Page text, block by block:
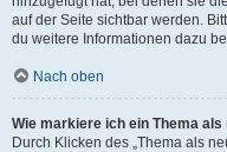
auf der Seite sichtbar werden.
du weitere Informationen dazu
Nach oben
Wie markiere ich ein Thema als
Durch Klicken des „Thema als